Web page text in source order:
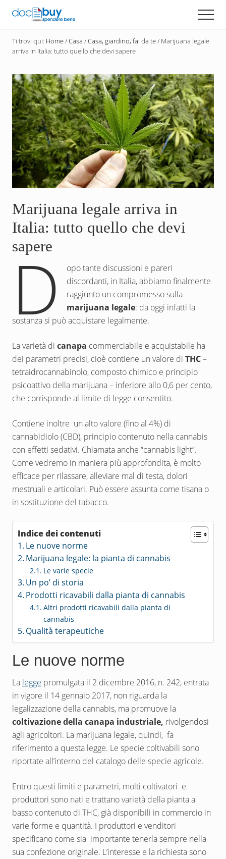
Menu
Passa
principale
un
acquirente
consapevole
DocBuy
Ti trovi qui: Home/Casa /Casa, giardino, fai da te/ Marijuana legale
arriva in Italia: tutto quello che devi sapere
Marijuana legale arriva in
Italia: tutto quello che devi
sapere
D
opo tante discussioni e pareri
discordanti, in Italia, abbiamo finalmente
raggiunto un compromesso sulla
marijuana legale: da oggi infatti la
sostanza si può acquistare legalmente.
La varietà di canapa commerciabile e acquistabile ha
dei parametri precisi, cioè contiene un valore di THC–
tetraidrocannabinolo, composto chimico e principio
psicoattivo della marijuana – inferiore allo 0,6 per cento,
che corrisponde al limite di legge consentito.
Contiene inoltre un alto valore (fino al 4%) di
cannabidiolo (CBD), principio contenuto nella cannabis
con effetti sedativi. Chiamata anche “cannabis light”.
Come vedremo in maniera più approfondita, è molto
efficace per rilassare, alleviare mal di testa, dolori
mestruali e articolari. Può essere assunta come tisana o
in sostituzione del tabacco.
Indice dei contenuti
Le nuove norme
Marijuana legale: la pianta di cannabis
Le varie specie
Un po’ di storia
Prodotti ricavabili dalla pianta di cannabis
Altri prodotti ricavabili dalla pianta di
cannabis
Qualità terapeutiche
Le nuove norme
La legge promulgata il 2 dicembre 2016, n. 242, entrata
in vigore il 14 gennaio 2017, non riguarda la
legalizzazione della cannabis, ma promuove la
coltivazione della canapa industriale, rivolgendosi
agli agricoltori. La marijuana legale, quindi, fa
riferimento a questa legge. Le specie coltivabili sono
riportate all’interno del catalogo delle specie agricole.
Entro questi limiti e parametri, molti coltivatori e
produttori sono nati e trattano varietà della pianta a
basso contenuto di THC, già disponibili in commercio in
varie forme e quantità. I produttori e venditori
specificano come sia importante tenerla sempre nella
sua confezione originale. L’interesse e la richiesta sono